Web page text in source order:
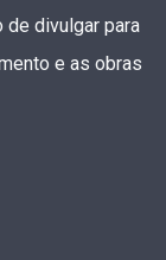
divulgar para
e as obras